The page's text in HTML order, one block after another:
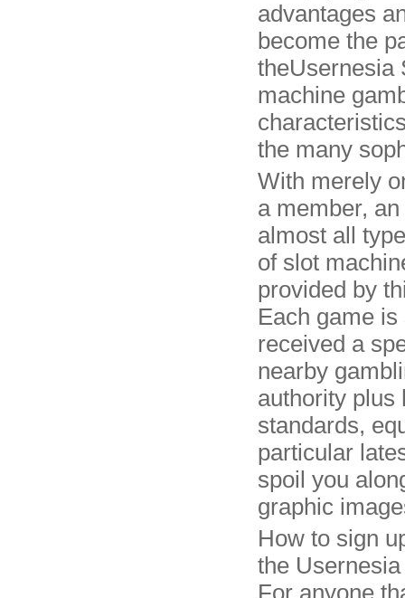
advantages
become the
theUsernesia
machine
the many
With merely
a member,
almost all
of slot
provided by
Each game
received a
nearby
authority plus
standards,
particular
spoil you
graphic
How to sign
the
For anyone